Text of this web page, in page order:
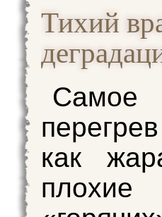
Тихий
Самое
как